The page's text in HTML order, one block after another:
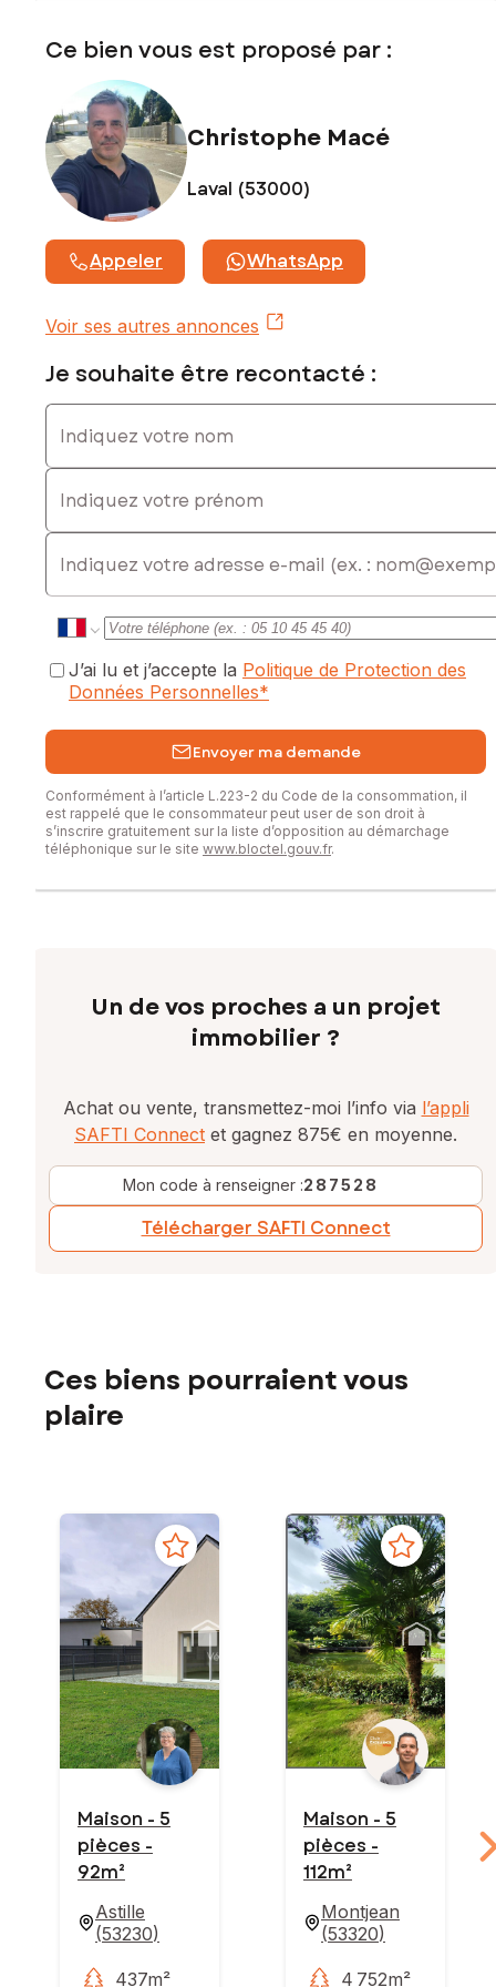
Prix de vente : 235 000 €
Honoraires charge vendeur
Contactez votre conseiller SAFTI : Christophe MACÉ, Tél. :
0615215755, E-mail : christophe.mace@safti.fr - EI - Agent
commercial immatriculé au RSAC de LAVAL sous le numéro
809 195 720
Ce bien vous est proposé par :
Christophe Macé
Laval (53000)
Appeler WhatsApp
Voir ses autres annonces
Je souhaite être recontacté :
Indiquez votre nom
Indiquez votre prénom
E-mail
J’ai lu et j’accepte la Politique de Protection des
Données Personnelles*
Envoyer ma demande
Conformément à l’article L.223-2 du Code de la consommation, il
est rappelé que le consommateur peut user de son droit à
s’inscrire gratuitement sur la liste d’opposition au démarchage
téléphonique sur le site www.bloctel.gouv.fr.
Un de vos proches a un projet
immobilier ?
Achat ou vente, transmettez-moi l’info via l’appli
SAFTI Connect et gagnez 875€ en moyenne.
Mon code à renseigner :287528
Télécharger SAFTI Connect
Ces biens pourraient vous
plaire
Maison - 5
pièces -
92m²
Astille
(53230)
437m²
Maison - 5
pièces -
112m²
Montjean
(53320)
4 752m²